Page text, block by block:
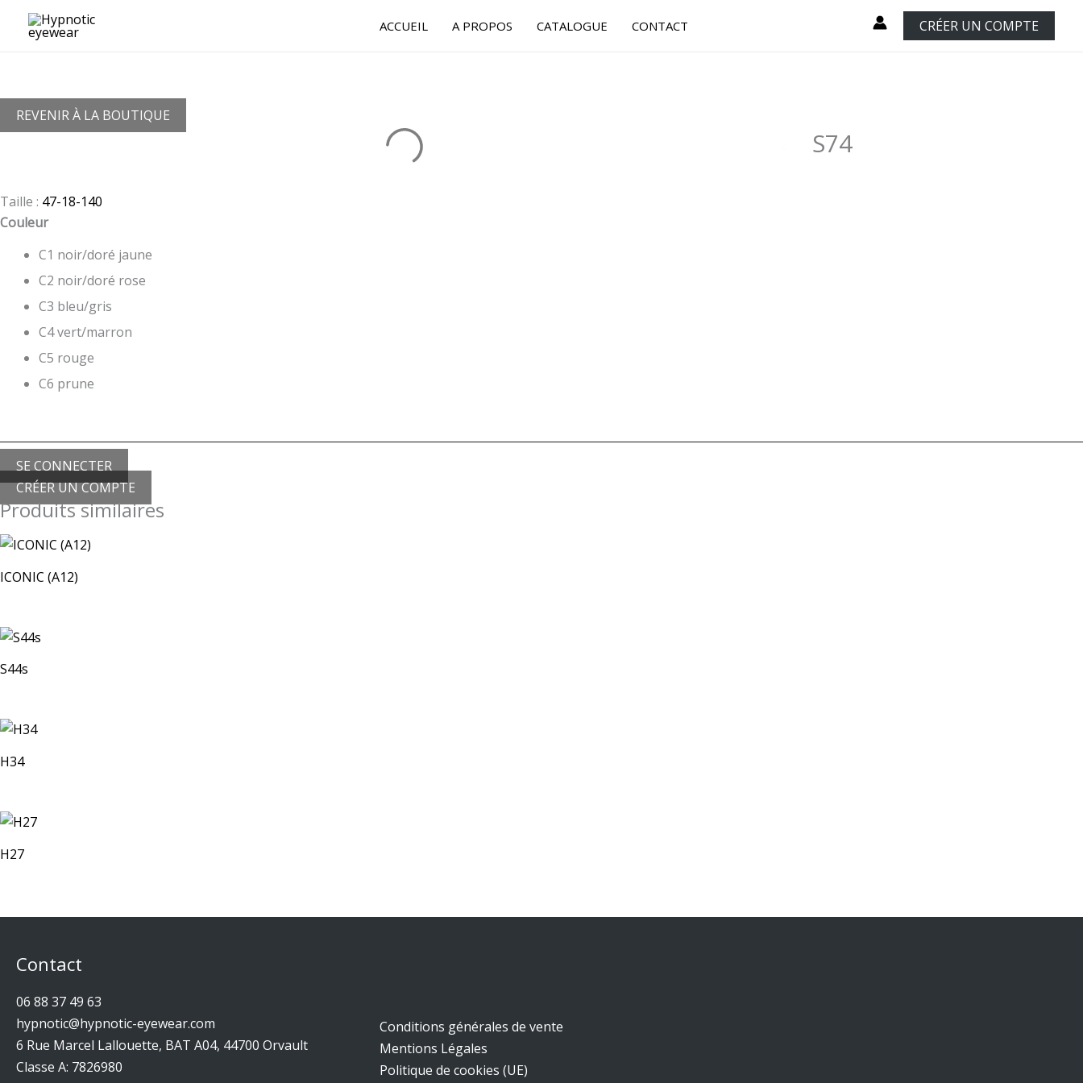
ACCUEIL A PROPOS CATALOGUE CONTACT CRÉER UN COMPTE
REVENIR À LA BOUTIQUE
S74
Taille : 47-18-140
Couleur
C1 noir/doré jaune
C2 noir/doré rose
C3 bleu/gris
C4 vert/marron
C5 rouge
C6 prune
SE CONNECTER
CRÉER UN COMPTE
Produits similaires
ICONIC (A12)
S44s
H34
H27
Contact
06 88 37 49 63
hypnotic@hypnotic-eyewear.com
6 Rue Marcel Lallouette, BAT A04, 44700 Orvault
Classe A: 7826980
Conditions générales de vente
Mentions Légales
Politique de cookies (UE)